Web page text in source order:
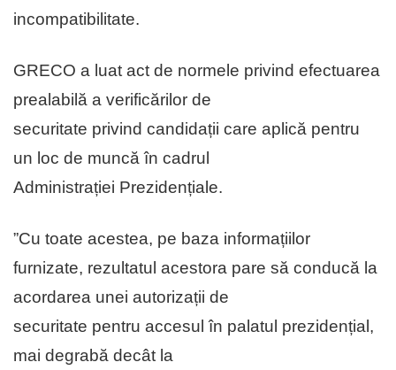
incompatibilitate.
GRECO a luat act de normele privind efectuarea
prealabilă a verificărilor de
securitate privind candidații care aplică pentru
un loc de muncă în cadrul
Administrației Prezidențiale.
”Cu toate acestea, pe baza informațiilor
furnizate, rezultatul acestora pare să conducă la
acordarea unei autorizații de
securitate pentru accesul în palatul prezidențial,
mai degrabă decât la